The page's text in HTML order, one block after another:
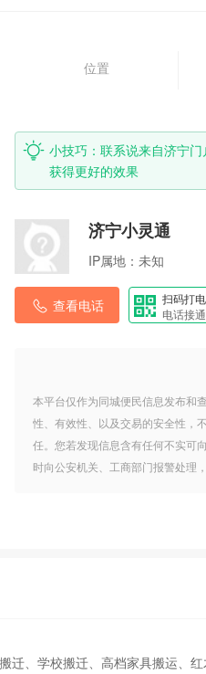
位置
小技巧：联系说来自济宁
获得更好的效果
济宁小灵通
IP属地： 未知
查看电话
扫码打
电话接通
本平台仅作为同城便民信息发布和
性、有效性、以及交易的安全性，
任。您若发现信息含有任何不实可
时向公安机关、工商部门报警处理
迁、学校搬迁、高档家具搬运、